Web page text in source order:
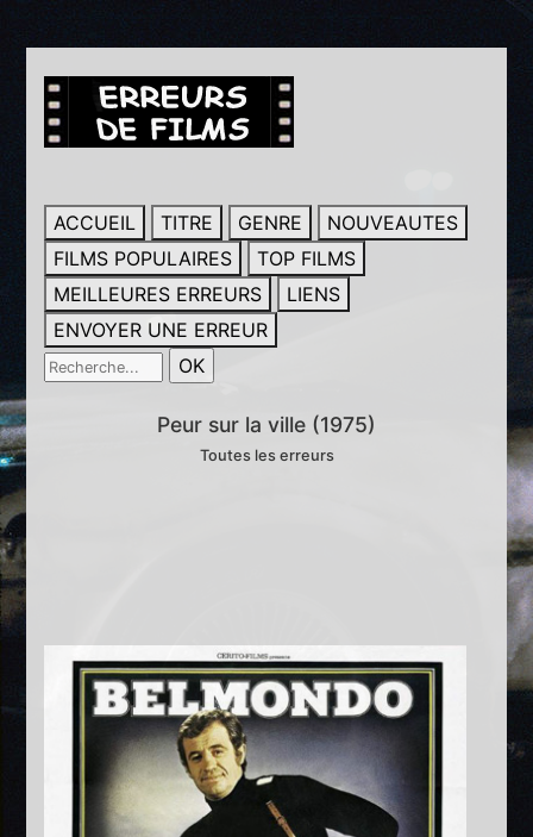
ACCUEIL TITRE GENRE
NOUVEAUTES
FILMS POPULAIRES
TOP FILMS
MEILLEURES ERREURS
LIENS
ENVOYER UNE ERREUR
Peur sur la ville (1975)
Toutes les erreurs